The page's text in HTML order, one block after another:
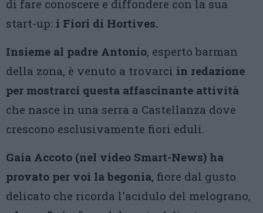
di fare conoscere e diffondere con la sua
start-up: i Fiori di Hortives.
Insieme al padre Antonio, esperto barman
della zona, è venuto a trovarci in redazione
per mostrarci questa affascinante attività
che nasce in una serra a Castellanza dove
crescono esclusivamente fiori eduli.
Gaia Accoto (nel video Smart-News) ha
provato per voi la begonia, fiore dal gusto
delicato che ricorda l'acidulo del melograno,